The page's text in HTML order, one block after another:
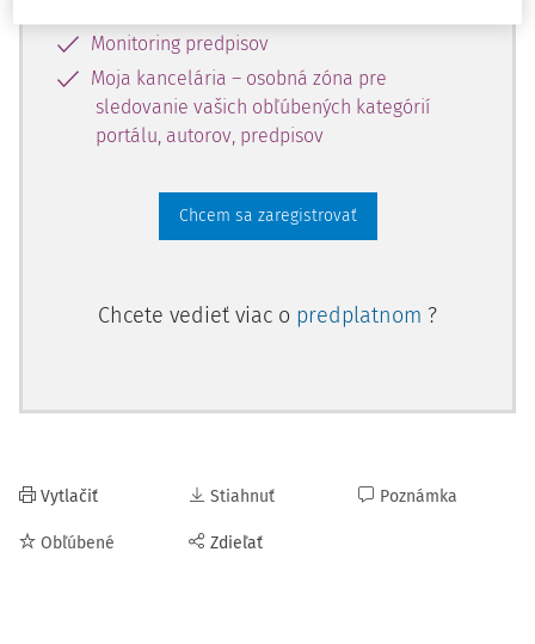
Monitoring predpisov
Moja kancelária – osobná zóna pre
sledovanie vašich obľúbených kategórií
portálu, autorov, predpisov
Chcem sa zaregistrovať
Chcete vedieť viac o predplatnom ?
Vytlačiť
Obľúbené
Stiahnuť
Zdieľať
Poznámka